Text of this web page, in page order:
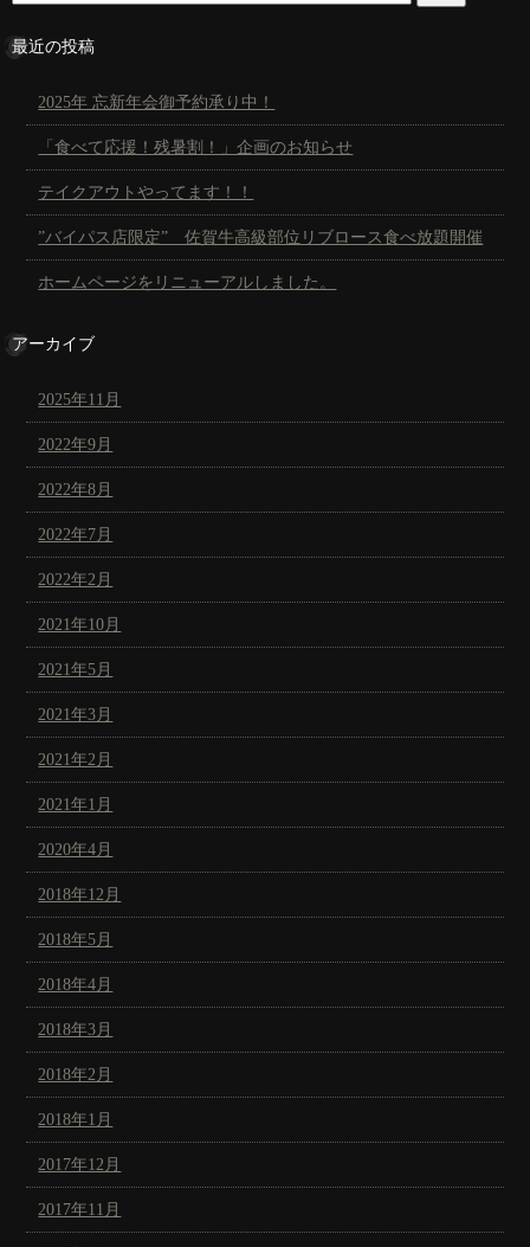
最近の投稿
2025年 忘新年会御予約承り中！
「食べて応援！残暑割！」企画のお知らせ
テイクアウトやってます！！
”バイパス店限定” 佐賀牛高級部位リブロース食べ放題開催
ホームページをリニューアルしました。
アーカイブ
2025年11月
2022年9月
2022年8月
2022年7月
2022年2月
2021年10月
2021年5月
2021年3月
2021年2月
2021年1月
2020年4月
2018年12月
2018年5月
2018年4月
2018年3月
2018年2月
2018年1月
2017年12月
2017年11月